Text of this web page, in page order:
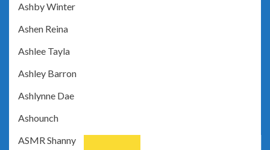
Ashby Winter
Ashen Reina
Ashlee Tayla
Ashley Barron
Ashlynne Dae
Ashounch
ASMR Shanny